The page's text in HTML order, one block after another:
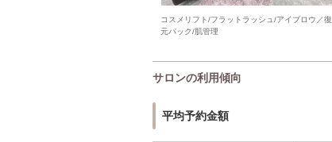
コスメリフト/フラットラッシュ/アイブロウ／復
元パック/肌管理
サロンの利用傾向
平均予約金額